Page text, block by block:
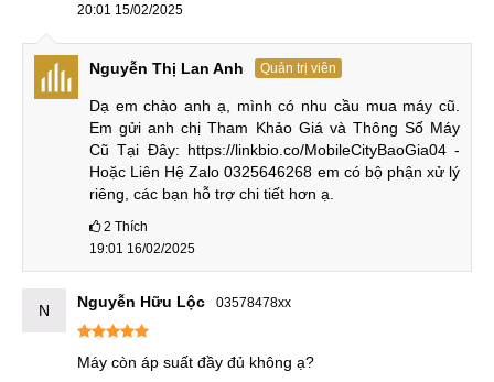
Nhược điểm LG V50 cũ
Bên cạnh những điểm mạnh kể trên, V50 vẫn tồn đọng
những điểm yếu như viên pin dung lượng không cao, màn
hình không có tần số quét cao. Máy chỉ có phiên ban RAM
6GB, hiện tại tuy vẫn sử dụng mượt mà nhiều tác vụ nhưng
So sánh LG V50 và V50S
20:01 15/02/2025
Nguyễn Thị Lan Anh Quản trị viên
Dạ em chào anh ạ, mình có nhu cầu mua máy cũ.
Em gửi anh chị Tham Khảo Giá và Thông Số Máy
Cũ Tại Đây: https://linkbio.co/MobileCityBaoGia04 -
Hoặc Liên Hệ Zalo 0325646268 em có bộ phận xử lý
riêng, các bạn hỗ trợ chi tiết hơn ạ.
2 Thích
19:01 16/02/2025
N Nguyễn Hữu Lộc 03578478xx
Máy còn áp suất đầy đủ không ạ?